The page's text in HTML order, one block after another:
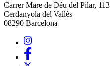
Carrer Mare de Déu del Pilar, 113
Cerdanyola del Vallès
08290 Barcelona